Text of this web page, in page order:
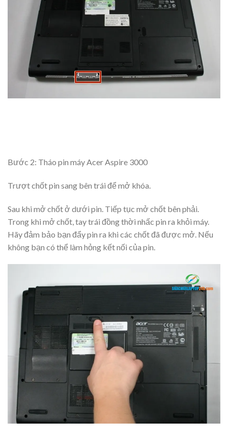
Bước 2: Tháo pin máy Acer Aspire 3000
Trượt chốt pin sang bên trái để mở khóa.
Sau khi mở chốt ở dưới pin. Tiếp tục mở chốt bên phải.
Trong khi mở chốt, tay trái đồng thời nhấc pin ra khỏi máy.
Hãy đảm bảo bạn đẩy pin ra khi các chốt đã được mở. Nếu
không bạn có thể làm hỏng kết nối của pin.